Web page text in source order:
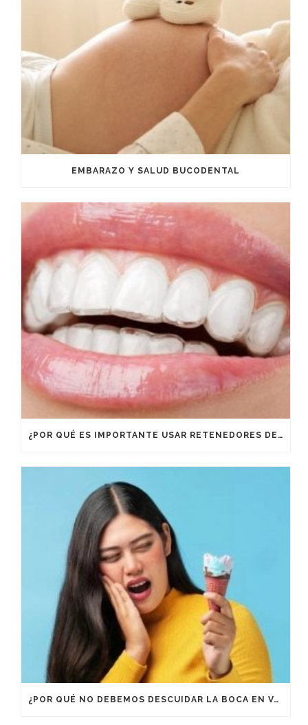
EMBARAZO Y SALUD BUCODENTAL
¿POR QUÉ ES IMPORTANTE USAR RETENEDORES DESPUÉS DE UN TRATAMIENTO DE ORTODONCIA?
¿POR QUÉ NO DEBEMOS DESCUIDAR LA BOCA EN VACACIONES?